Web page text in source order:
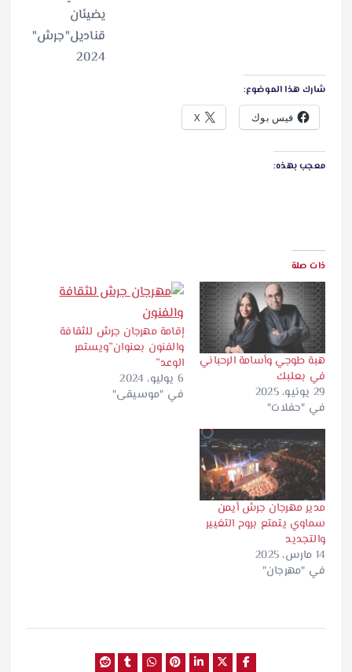
شارك هذا الموضوع:
فيس بوك X
معجب بهذه:
ذات صلة
هبة طوجي وأسامة الرحباني
في بعلبك
29 يونيو، 2025
في "حفلات"
إقامة مهرجان جرش للثقافة
والفنون بعنوان”ويستمر
الوعد”
6 يوليو، 2024
في "موسيقى"
مدير مهرجان جرش أيمن
سماوي يتمتع بروح التغيير
والتجديد
14 مارس، 2025
في "مهرجان"